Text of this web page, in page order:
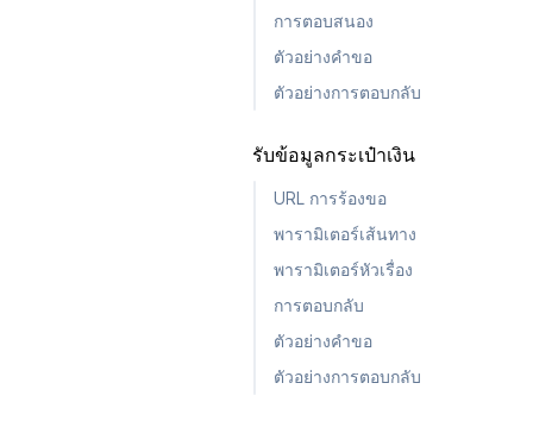
การตอบสนอง
ตัวอย่างคำขอ
ตัวอย่างการตอบกลับ
รับข้อมูลกระเป๋าเงิน
URL การร้องขอ
พารามิเตอร์เส้นทาง
พารามิเตอร์หัวเรื่อง
การตอบกลับ
ตัวอย่างคำขอ
ตัวอย่างการตอบกลับ